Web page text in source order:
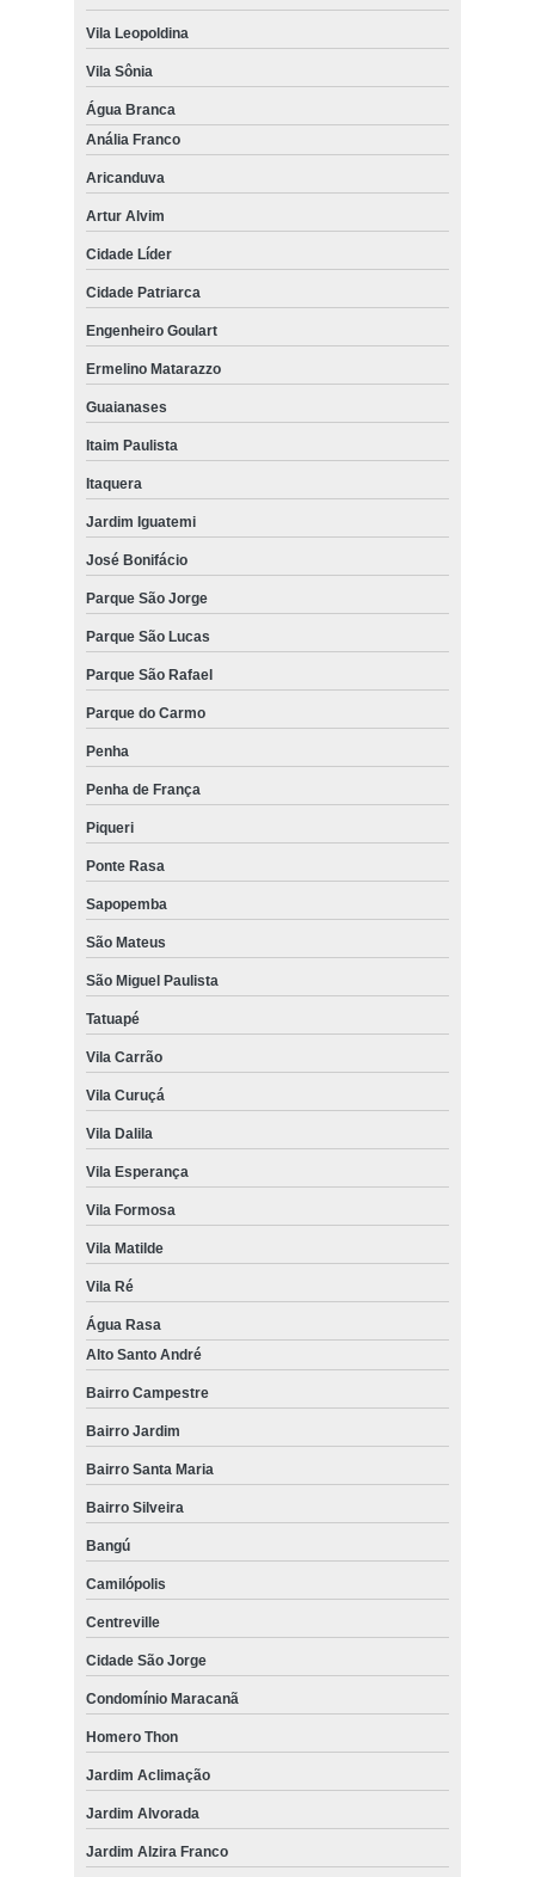
Vila Leopoldina
Vila Sônia
Água Branca
Anália Franco
Aricanduva
Artur Alvim
Cidade Líder
Cidade Patriarca
Engenheiro Goulart
Ermelino Matarazzo
Guaianases
Itaim Paulista
Itaquera
Jardim Iguatemi
José Bonifácio
Parque São Jorge
Parque São Lucas
Parque São Rafael
Parque do Carmo
Penha
Penha de França
Piqueri
Ponte Rasa
Sapopemba
São Mateus
São Miguel Paulista
Tatuapé
Vila Carrão
Vila Curuçá
Vila Dalila
Vila Esperança
Vila Formosa
Vila Matilde
Vila Ré
Água Rasa
Alto Santo André
Bairro Campestre
Bairro Jardim
Bairro Santa Maria
Bairro Silveira
Bangú
Camilópolis
Centreville
Cidade São Jorge
Condomínio Maracanã
Homero Thon
Jardim Aclimação
Jardim Alvorada
Jardim Alzira Franco